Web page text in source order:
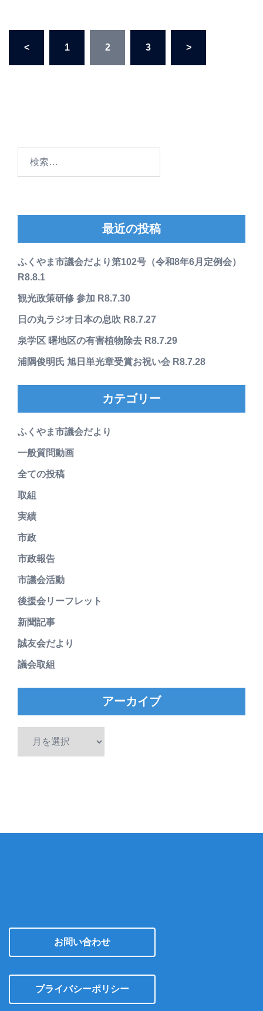
り
< 1 2 3 >
最近の投稿
ふくやま市議会だより第102号（令和8年6月定例会）
R8.8.1
観光政策研修 参加 R8.7.30
日の丸ラジオ日本の息吹 R8.7.27
泉学区 曙地区の有害植物除去 R8.7.29
浦隅俊明氏 旭日単光章受賞お祝い会 R8.7.28
カテゴリー
ふくやま市議会だより
一般質問動画
全ての投稿
取組
実績
市政
市政報告
市議会活動
後援会リーフレット
新聞記事
誠友会だより
議会取組
アーカイブ
お問い合わせ
プライバシーポリシー